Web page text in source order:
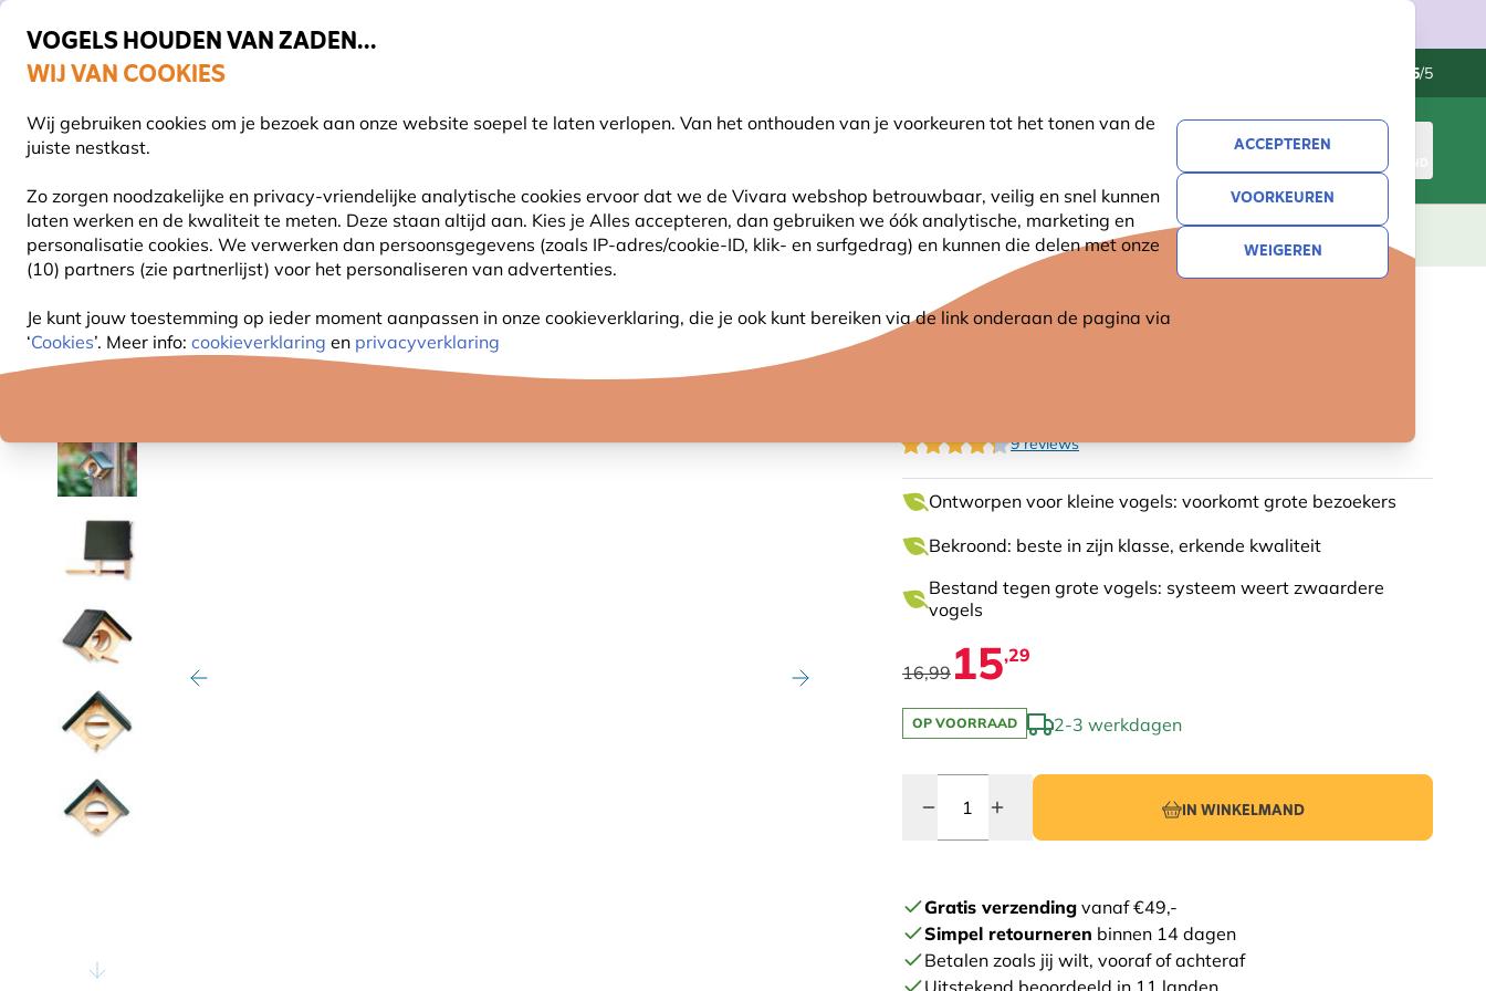
VOGELS HOUDEN VAN ZADEN...
WIJ VAN COOKIES
Wij gebruiken cookies om je bezoek aan onze website soepel te laten verlopen. Van het onthouden van je voorkeuren tot het tonen van de
juiste nestkast.
Zo zorgen noodzakelijke en privacy-vriendelijke analytische cookies ervoor dat we de Vivara webshop betrouwbaar, veilig en snel kunnen
laten werken en de kwaliteit te meten. Deze staan altijd aan. Kies je Alles accepteren, dan gebruiken we óók analytische, marketing en
personalisatie cookies. We verwerken dan persoonsgegevens (zoals IP-adres/cookie-ID, klik- en surfgedrag) en kunnen die delen met onze
(10) partners (zie partnerlijst) voor het personaliseren van advertenties.
Je kunt jouw toestemming op ieder moment aanpassen in onze cookieverklaring, die je ook kunt bereiken via de link onderaan de pagina via
‘Cookies’. Meer info: cookieverklaring en privacyverklaring
ACCEPTEREN
VOORKEUREN
WEIGEREN
Gratis thuisbezorgd vanaf €49 4.5/5
Zoeken
WINKELMAND
VOGELVOER VOEDERSYSTEMEN VOGELHUISJES ANDERE DIEREN PLANTEN NATUURBELEVING CADEAUS NIEUW SALE
Cork Pindakaaspothouder met gewichtssysteem - Wandmodel
10% KORTING
9 reviews
Ontworpen voor kleine vogels: voorkomt grote bezoekers
Bekroond: beste in zijn klasse, erkende kwaliteit
Bestand tegen grote vogels: systeem weert zwaardere
vogels
16,99 15,29
OP VOORRAAD 2-3 werkdagen
IN WINKELMAND
Gratis verzending vanaf €49,-
Simpel retourneren binnen 14 dagen
Betalen zoals jij wilt, vooraf of achteraf
Uitstekend beoordeeld in 11 landen